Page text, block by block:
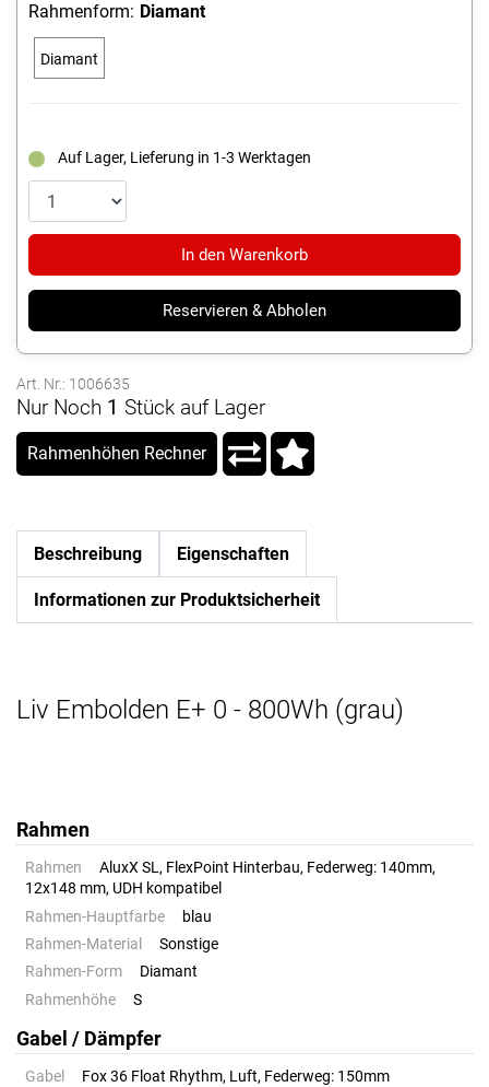
Rahmenform: Diamant
Diamant
Auf Lager, Lieferung in 1-3 Werktagen
In den Warenkorb
Reservieren & Abholen
Art. Nr.: 1006635
Nur Noch 1 Stück auf Lager
Rahmenhöhen Rechner
Beschreibung Eigenschaften
Informationen zur Produktsicherheit
Liv Embolden E+ 0 - 800Wh (grau)
Rahmen
Rahmen
AluxX SL, FlexPoint Hinterbau, Federweg: 140mm,
12x148 mm, UDH kompatibel
Rahmen-Hauptfarbe
blau
Rahmen-Material
Sonstige
Rahmen-Form
Diamant
Rahmenhöhe
S
Gabel / Dämpfer
Gabel
Fox 36 Float Rhythm, Luft, Federweg: 150mm